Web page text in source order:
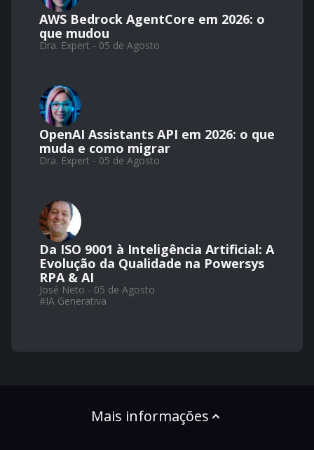
AWS Bedrock AgentCore em 2026: o
que mudou
Dra. Expert - 05 de Agosto
OpenAI Assistants API em 2026: o que
muda e como migrar
Dra. Expert - 05 de Agosto
Da ISO 9001 à Inteligência Artificial: A
Evolução da Qualidade na Powersys
RPA & AI
José Neto - 05 de Agosto
#IA Generativa
Mais informações